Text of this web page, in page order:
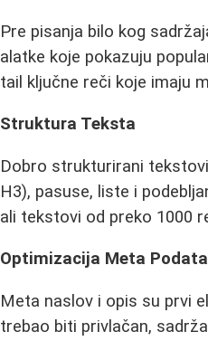
Pre pisanja bilo kog
alatke koje pokazuju
tail ključne reči koje imaju
Struktura Teksta
Dobro strukturirani
H3), pasuse, liste i
ali tekstovi od preko 1000
Optimizacija Meta
Meta naslov i opis su prvi
trebao biti privlačan,